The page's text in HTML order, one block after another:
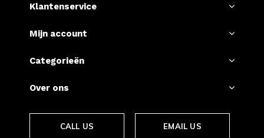
Klantenservice
Mijn account
Categorieën
Over ons
CALL US EMAIL US